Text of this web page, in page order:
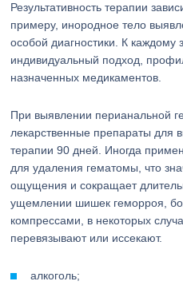
Результативность терапии
примеру, инородное тело
особой диагностики. К
индивидуальный подход,
назначенных медикаментов.
При выявлении перианальной
лекарственные препараты для
терапии 90 дней. Иногда
для удаления гематомы, что
ощущения и сокращает
ущемлении шишек геморроя,
компрессами, в некоторых
перевязывают или иссекают.
алкоголь;